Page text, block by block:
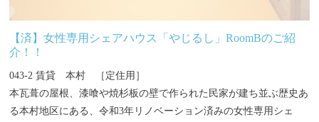
【済】女性専用シェアハウス「やじるし」RoomBのご紹
介！！
043-2 賃貸 本村 ［定住用］
本瓦葺の屋根、漆喰や焼杉板の壁で作られた民家が建ち並ぶ歴史あ
る本村地区にある、令和3年リノベーション済みの女性専用シェ